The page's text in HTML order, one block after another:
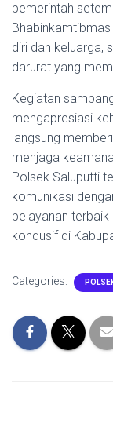
pemerintah
diri dan keluarga,
darurat yang
Kegiatan
mengapresiasi
langsung
menjaga
Polsek Saluputti
komunikasi
pelayanan
kondusif di
Categories: